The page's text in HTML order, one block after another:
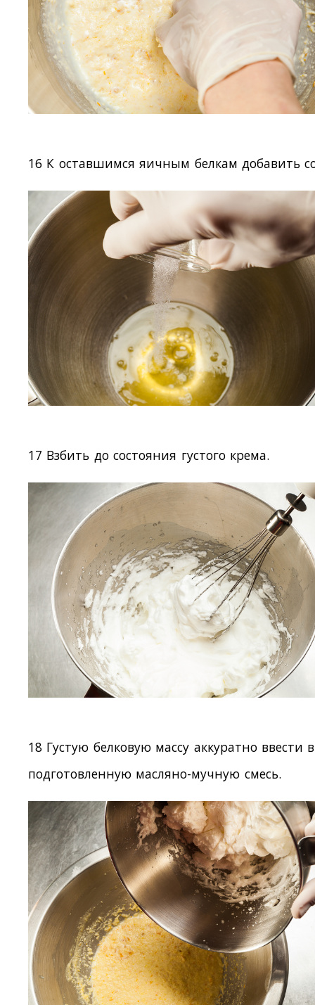
16 К оставшимся яичным белкам добавить
17 Взбить до состояния густого крема.
18 Густую белковую массу аккуратно ввести в
подготовленную масляно-мучную смесь.